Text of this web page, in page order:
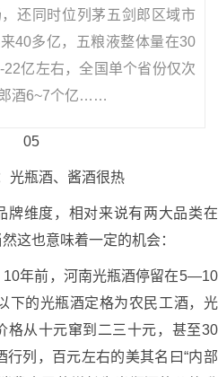
还同时位列茅五剑郎区域市
40多亿，五粮液整体量在30
亿左右，全国单个省份仅次
酒6~7个亿……
05
光瓶酒、酱酒很热
牌维度，相对来说有两大品类在
这也意味着一定的机会：
10年前，河南光瓶酒停留在5—10
下的光瓶酒定格为农民工酒，光
格从十元窜到二三十元，甚至30
列，百元左右的美其名曰“内部